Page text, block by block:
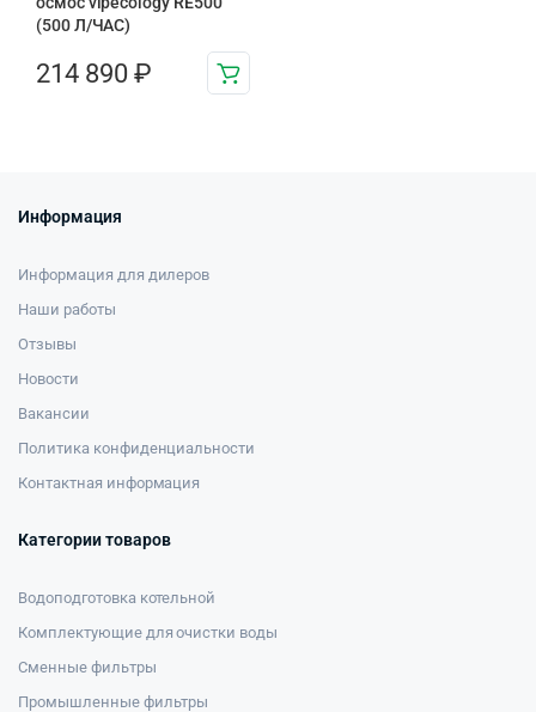
(500 Л/ЧАС)
214 890 ₽
Информация
Информация для дилеров
Наши работы
Отзывы
Новости
Вакансии
Политика конфиденциальности
Контактная информация
Категории товаров
Водоподготовка котельной
Комплектующие для очистки воды
Сменные фильтры
Промышленные фильтры